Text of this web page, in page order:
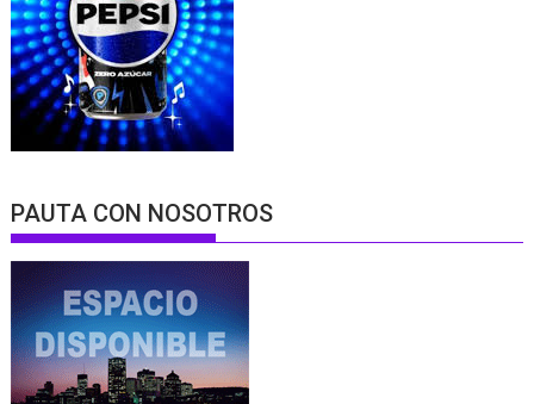
PAUTA CON NOSOTROS